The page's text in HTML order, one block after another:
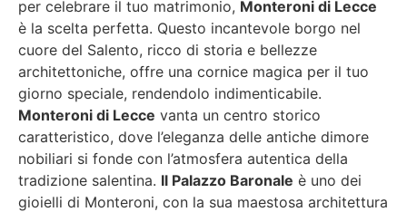
per celebrare il tuo matrimonio, Monteroni di Lecce
è la scelta perfetta. Questo incantevole borgo nel
cuore del Salento, ricco di storia e bellezze
architettoniche, offre una cornice magica per il tuo
giorno speciale, rendendolo indimenticabile.
Monteroni di Lecce vanta un centro storico
caratteristico, dove l’eleganza delle antiche dimore
nobiliari si fonde con l’atmosfera autentica della
tradizione salentina. Il Palazzo Baronale è uno dei
gioielli di Monteroni, con la sua maestosa architettura